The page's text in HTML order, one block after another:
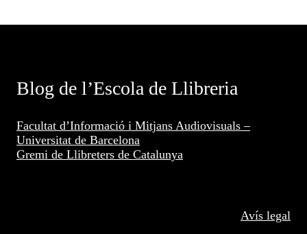
Blog de l’Escola de Llibreria
Facultat d’Informació i Mitjans Audiovisuals –
Universitat de Barcelona
Gremi de Llibreters de Catalunya
Avís legal